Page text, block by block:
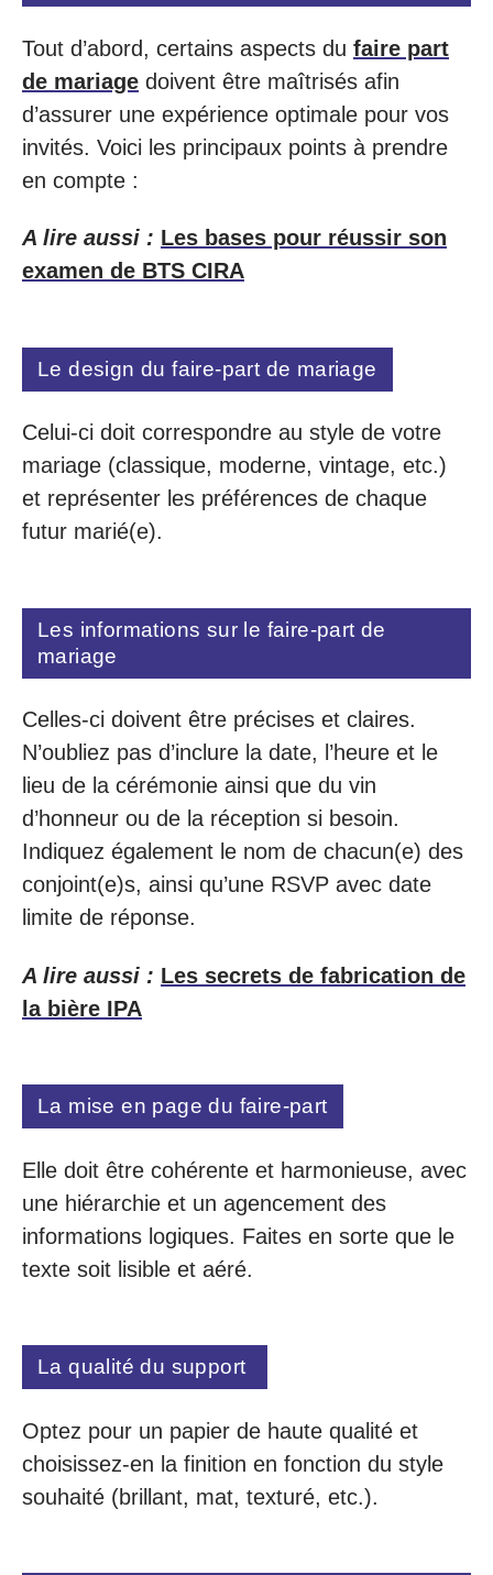
Tout d’abord, certains aspects du faire part
de mariage doivent être maîtrisés afin
d’assurer une expérience optimale pour vos
invités. Voici les principaux points à prendre
en compte :
A lire aussi : Les bases pour réussir son
examen de BTS CIRA
Le design du faire-part de mariage
Celui-ci doit correspondre au style de votre
mariage (classique, moderne, vintage, etc.)
et représenter les préférences de chaque
futur marié(e).
Les informations sur le faire-part de
mariage
Celles-ci doivent être précises et claires.
N’oubliez pas d’inclure la date, l’heure et le
lieu de la cérémonie ainsi que du vin
d’honneur ou de la réception si besoin.
Indiquez également le nom de chacun(e) des
conjoint(e)s, ainsi qu’une RSVP avec date
limite de réponse.
A lire aussi : Les secrets de fabrication de
la bière IPA
La mise en page du faire-part
Elle doit être cohérente et harmonieuse, avec
une hiérarchie et un agencement des
informations logiques. Faites en sorte que le
texte soit lisible et aéré.
La qualité du support
Optez pour un papier de haute qualité et
choisissez-en la finition en fonction du style
souhaité (brillant, mat, texturé, etc.).